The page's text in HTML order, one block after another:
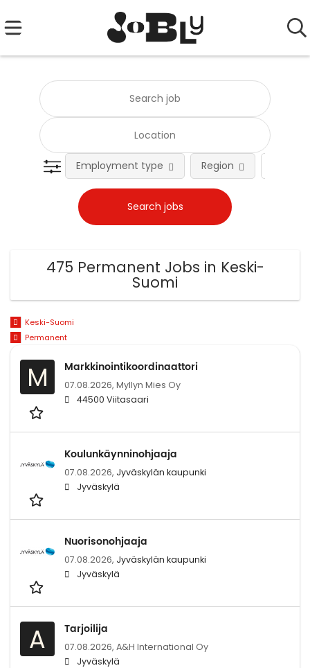
Employment type Region
475 Permanent Jobs in Keski-
Suomi
Keski-Suomi
Permanent
M Markkinointikoordinaattori
07.08.2026, Myllyn Mies Oy
44500 Viitasaari
Koulunkäynninohjaaja
07.08.2026, Jyväskylän kaupunki
Jyväskylä
Nuorisonohjaaja
07.08.2026, Jyväskylän kaupunki
Jyväskylä
A Tarjoilija
07.08.2026, A&H International Oy
Jyväskylä